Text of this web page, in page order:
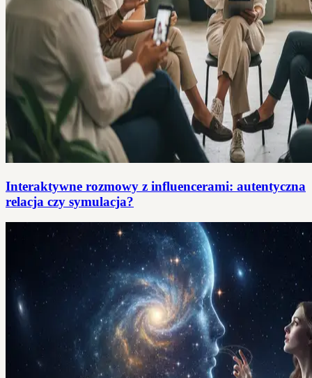
Interaktywne rozmowy z influencerami: autentyczna
relacja czy symulacja?